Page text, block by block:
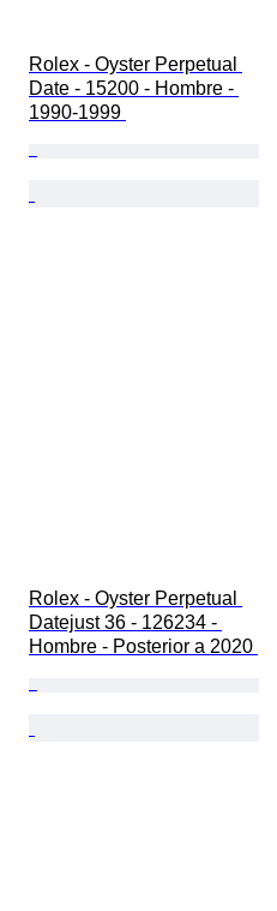
Rolex - Oyster Perpetual
Date - 15200 - Hombre -
1990-1999
Rolex - Oyster Perpetual
Datejust 36 - 126234 -
Hombre - Posterior a 2020